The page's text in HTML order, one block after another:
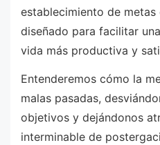
establecimiento de metas
diseñado para facilitar
vida más productiva y
Entenderemos cómo la
malas pasadas,
objetivos y dejándonos
interminable de